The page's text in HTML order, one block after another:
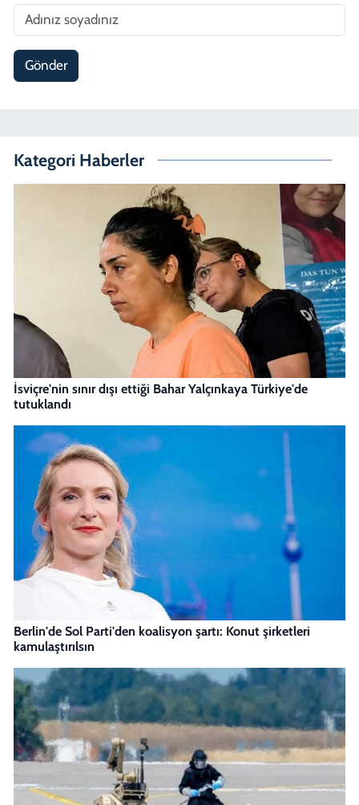
Gönder
Kategori Haberler
İsviçre'nin sınır dışı ettiği Bahar Yalçınkaya Türkiye'de
tutuklandı
Berlin'de Sol Parti'den koalisyon şartı: Konut şirketleri
kamulaştırılsın